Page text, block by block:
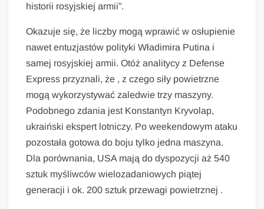
historii rosyjskiej armii”.
Okazuje się, że liczby mogą wprawić w osłupienie
nawet entuzjastów polityki Władimira Putina i
samej rosyjskiej armii. Otóż analitycy z Defense
Express przyznali, że , z czego siły powietrzne
mogą wykorzystywać zaledwie trzy maszyny.
Podobnego zdania jest Konstantyn Kryvolap,
ukraiński ekspert lotniczy. Po weekendowym ataku
pozostała gotowa do boju tylko jedna maszyna.
Dla porównania, USA mają do dyspozycji aż 540
sztuk myśliwców wielozadaniowych piątej
generacji i ok. 200 sztuk przewagi powietrznej .